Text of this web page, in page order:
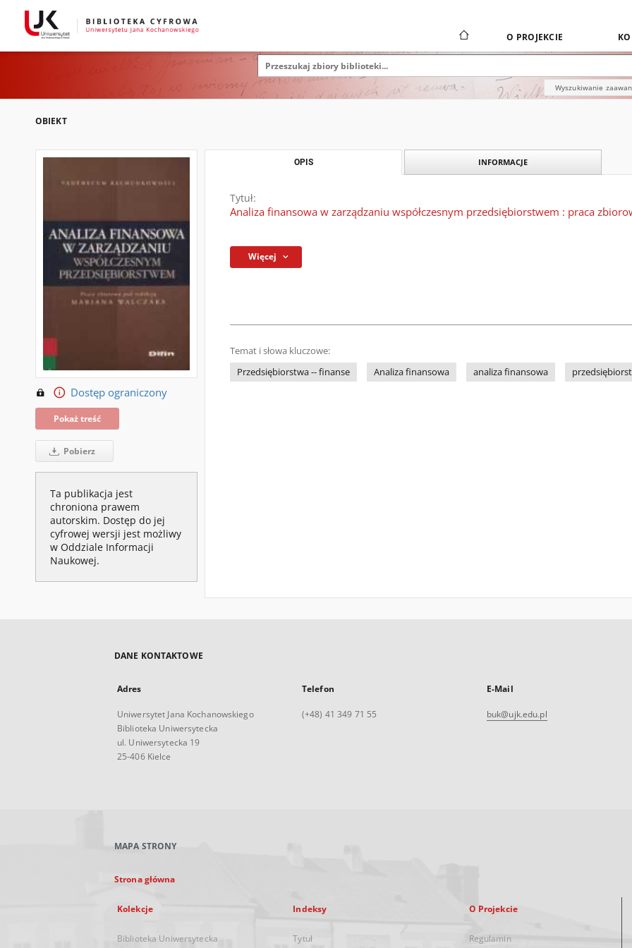
O PROJEKCIE
Wyszukiwanie
OBIEKT
Dostęp ograniczony
Pokaż treść
Pobierz
Ta publikacja jest
chroniona prawem
autorskim. Dostęp do jej
cyfrowej wersji jest możliwy
w Oddziale Informacji
Naukowej.
OPIS INFORMACJE
Tytuł:
Analiza finansowa w zarządzaniu współczesnym przedsiębiorstwem : praca
Więcej
Temat i słowa kluczowe:
Przedsiębiorstwa -- finanse
Analiza finansowa analiza finansowa
DANE KONTAKTOWE
Adres
Uniwersytet Jana Kochanowskiego
Biblioteka Uniwersytecka
ul. Uniwersytecka 19
25-406 Kielce
Telefon
(+48) 41 349 71 55
E-Mail
buk@ujk.edu.pl
MAPA STRONY
Strona główna
Kolekcje
Biblioteka Uniwersytecka
Indeksy
Tytuł
O Projekcie
Regulamin